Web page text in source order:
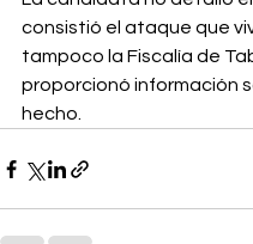
consistió el ataque que
tampoco la Fiscalía de
proporcionó información
hecho.